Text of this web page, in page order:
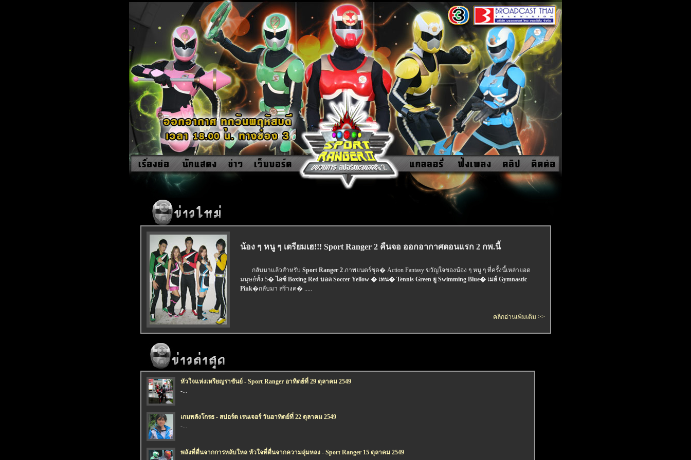
น้อง ๆ หนู ๆ เตรียมเฮ!!! Sport Ranger 2 คืนจอ ออกอากาศตอนแรก 2 กพ.นี้
กลับมาแล้วสำหรับ Sport Ranger 2 ภาพยนตร์ชุด� Action Fantasy ขวัญใจของน้อง ๆ หนู ๆ ที่ครั้งนี้เหล่ายอด
มนุษย์ทั้ง 5� ไอซ์ Boxing Red บอล Soccer Yellow � เทน� Tennis Green ยู Swimming Blue� เมย์ Gymnastic
Pink�กลับมา สร้างค� .....
คลิกอ่านเพิ่มเติม >>
หัวใจแห่งเหรียญราชันย์ - Sport Ranger อาทิตย์ที่ 29 ตุลาคม 2549
-...
เกมพลังโกรธ - สปอร์ต เรนเจอร์ วันอาทิตย์ที่ 22 ตุลาคม 2549
-...
พลังที่ตื่นจากการหลับใหล หัวใจที่ตื่นจากความลุ่มหลง - Sport Ranger 15 ตุลาคม 2549